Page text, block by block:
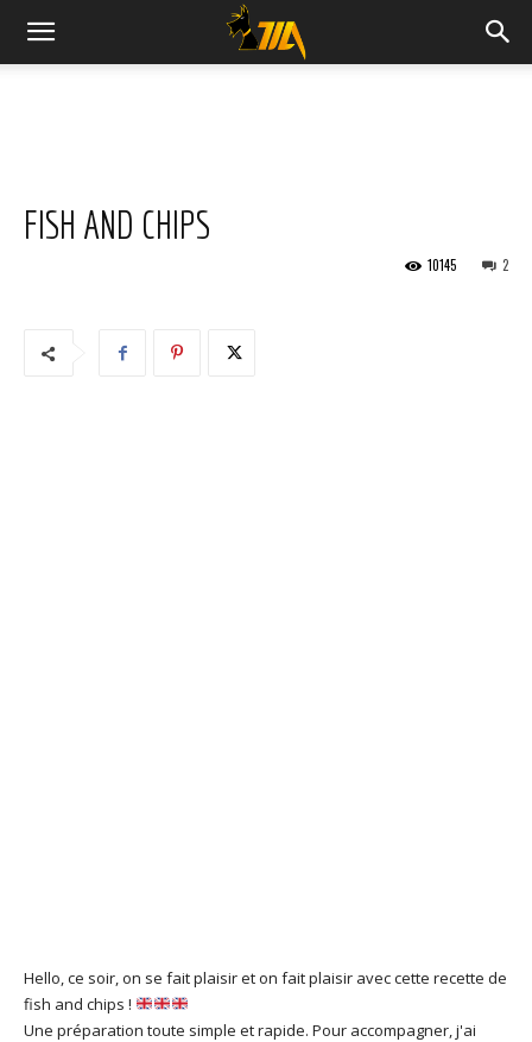
Cook
Magimix
FISH AND CHIPS
2
10145
Hello, ce soir, on se fait plaisir et on fait plaisir avec cette recette de
fish and chips !
Une préparation toute simple et rapide. Pour accompagner, j'ai